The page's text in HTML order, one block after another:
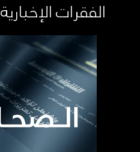
الفقرات الإخبارية